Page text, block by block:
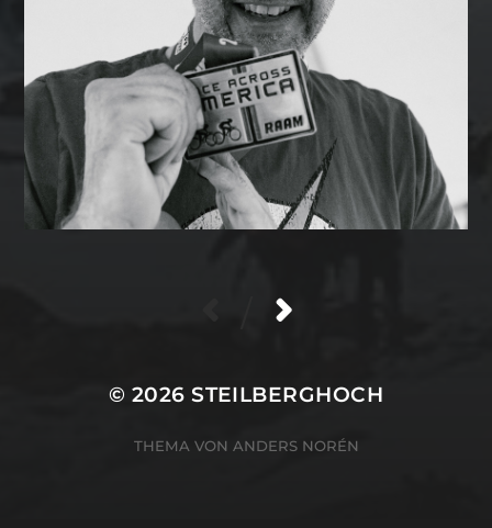
© 2026STEILBERGHOCH
THEMA VON ANDERS NORÉN